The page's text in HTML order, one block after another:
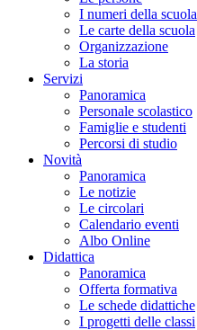
I numeri della scuola
Le carte della scuola
Organizzazione
La storia
Servizi
Panoramica
Personale scolastico
Famiglie e studenti
Percorsi di studio
Novità
Panoramica
Le notizie
Le circolari
Calendario eventi
Albo Online
Didattica
Panoramica
Offerta formativa
Le schede didattiche
I progetti delle classi